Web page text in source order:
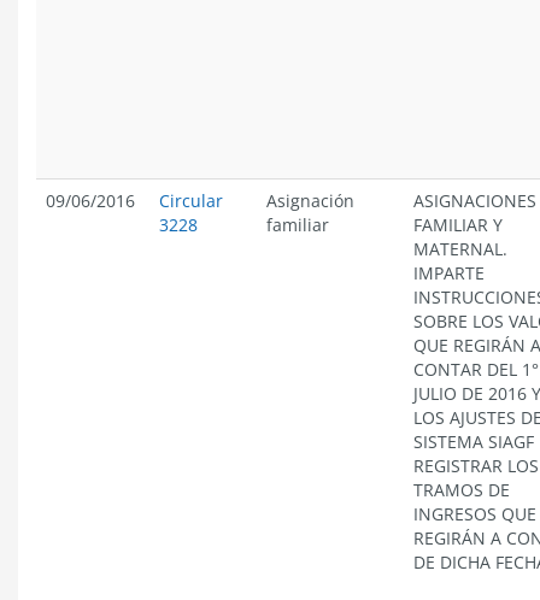
09/06/2016
Circular
3228
Asignación
familiar
ASIGNACIONES
FAMILIAR Y
MATERNAL.
IMPARTE
SOBRE LOS
QUE REGIRÁN A
CONTAR DEL
JULIO DE 2016
LOS AJUSTES
SISTEMA SIAGF
REGISTRAR LOS
TRAMOS DE
INGRESOS QUE
REGIRÁN A
DE DICHA